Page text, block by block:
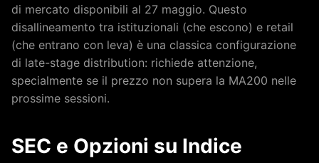
di mercato disponibili al 27 maggio. Questo
disallineamento tra istituzionali (che escono) e retail
(che entrano con leva) è una classica configurazione
di late-stage distribution: richiede attenzione,
specialmente se il prezzo non supera la MA200 nelle
prossime sessioni.
SEC e Opzioni su Indice